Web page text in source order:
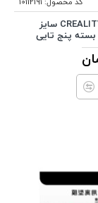
کد محصول: 10112191
فیلم FEP اصلی CREALITY سایز